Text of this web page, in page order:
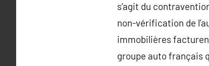
s’agit du
non-vérification de
immobilières
groupe auto français